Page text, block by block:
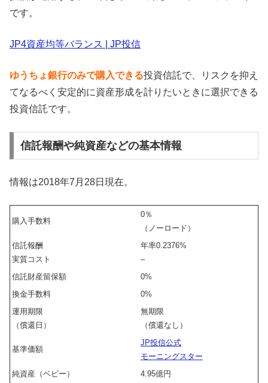
です。
JP4資産均等バランス | JP投信
ゆうちょ銀行のみで購入できる投資信託で、リスクを抑え
てなるべく安定的に資産形成を計りたいときに選択できる
投資信託です。
信託報酬や純資産などの基本情報
情報は2018年7月28日現在。
購入手数料
0％
（ノーロード）
信託報酬
実質コスト
年率0.2376%
–
信託財産留保額
0%
換金手数料
0%
運用期限
（償還日）
無期限
（償還なし）
基準価額
JP投信公式
モーニングスター
純資産（ベビー）
4.95億円